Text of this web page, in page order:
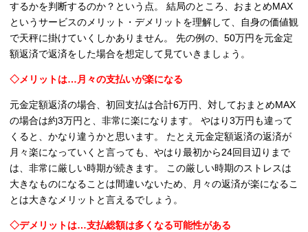
するかを判断するのか？という点。 結局のところ、おまとめMAX
というサービスのメリット・デメリットを理解して、自身の価値観
で天秤に掛けていくしかありません。 先の例の、50万円を元金定
額返済で返済をした場合を想定して見ていきましょう。
◇メリットは…月々の支払いが楽になる
元金定額返済の場合、初回支払は合計6万円、対しておまとめMAX
の場合は約3万円と、非常に楽になります。 やはり3万円も違って
くると、かなり違うかと思います。 たとえ元金定額返済の返済が
月々楽になっていくと言っても、やはり最初から24回目辺りまで
は、非常に厳しい時期が続きます。 この厳しい時期のストレスは
大きなものになることは間違いないため、月々の返済が楽になるこ
とは大きなメリットと言えるでしょう。
◇デメリットは…支払総額は多くなる可能性がある